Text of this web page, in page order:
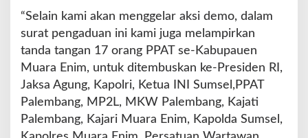
“Selain kami akan menggelar aksi demo, dalam
surat pengaduan ini kami juga melampirkan
tanda tangan 17 orang PPAT se-Kabupauen
Muara Enim, untuk ditembuskan ke-Presiden RI,
Jaksa Agung, Kapolri, Ketua INI Sumsel,PPAT
Palembang, MP2L, MKW Palembang, Kajati
Palembang, Kajari Muara Enim, Kapolda Sumsel,